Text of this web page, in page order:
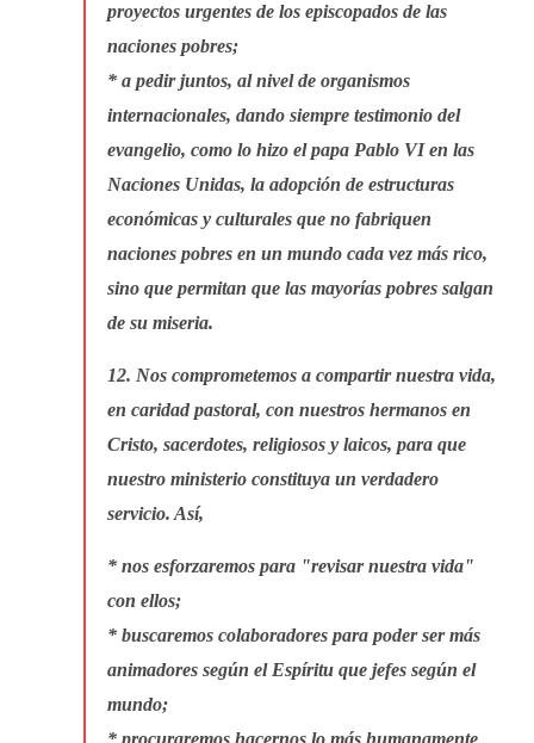
proyectos urgentes de los episcopados de las
naciones pobres;
* a pedir juntos, al nivel de organismos
internacionales, dando siempre testimonio del
evangelio, como lo hizo el papa Pablo VI en las
Naciones Unidas, la adopción de estructuras
económicas y culturales que no fabriquen
naciones pobres en un mundo cada vez más rico,
sino que permitan que las mayorías pobres salgan
de su miseria.
12. Nos comprometemos a compartir nuestra vida,
en caridad pastoral, con nuestros hermanos en
Cristo, sacerdotes, religiosos y laicos, para que
nuestro ministerio constituya un verdadero
servicio. Así,
* nos esforzaremos para "revisar nuestra vida"
con ellos;
* buscaremos colaboradores para poder ser más
animadores según el Espíritu que jefes según el
mundo;